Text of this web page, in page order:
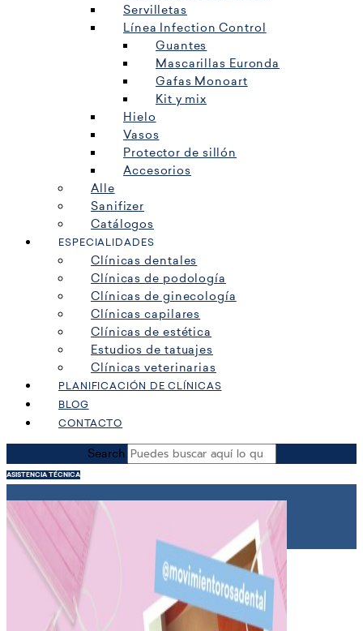
Servilletas
Línea Infection Control
Guantes
Mascarillas Euronda
Gafas Monoart
Kit y mix
Hielo
Vasos
Protector de sillón
Accesorios
Alle
Sanifizer
Catálogos
ESPECIALIDADES
Clínicas dentales
Clínicas de podología
Clínicas de ginecología
Clínicas capilares
Clínicas de estética
Estudios de tatuajes
Clínicas veterinarias
PLANIFICACIÓN DE CLÍNICAS
BLOG
CONTACTO
Search
ASISTENCIA TÉCNICA